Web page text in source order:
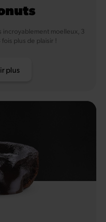
incroyablement moelleux, 3
plus de plaisir !
plus